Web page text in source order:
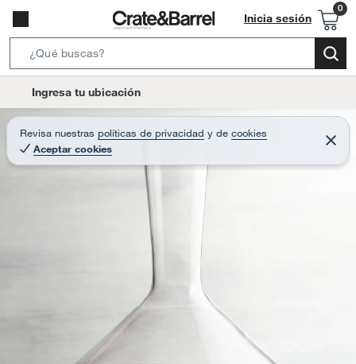
Inicia sesión
e
r
c
o
t
Ingresa tu ubicación
Revisa nuestras políticas de privacidad y de cookies
Aceptar cookies
C
e
r